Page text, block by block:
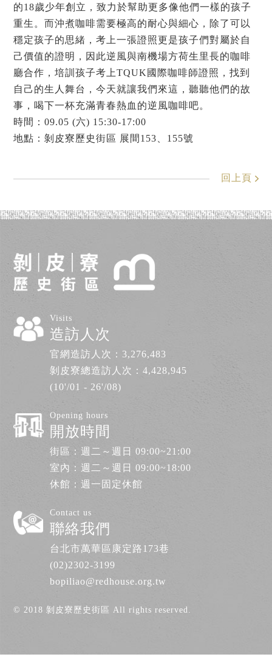
的18歲少年創立，致力於幫助更多像他們一樣的孩子
重生。而沖煮咖啡需要極高的耐心與細心，除了可以
穩定孩子的思緒，考上一張證照更是孩子們對屬於自
己價值的證明，因此逆風與南機場方荷生里長的咖啡
廳合作，培訓孩子考上TQUK國際咖啡師證照，找到
自己的生人舞台，今天就讓我們來這，聽聽他們的故
事，喝下一杯充滿青春熱血的逆風咖啡吧。
時間：09.05 (六) 15:30-17:00
地點：剝皮寮歷史街區 展間153、155號
回上頁
Visits
造訪人次
官網造訪人次： 3,276,483
剝皮寮總造訪人次：4,428,945
(10'/01 - 26'/08)
Opening hours
開放時間
街區：週二～週日 09:00~21:00
室內：週二～週日 09:00~18:00
休館：週一固定休館
Contact us
聯絡我們
台北市萬華區康定路173巷
(02)2302-3199
bopiliao@redhouse.org.tw
© 2018 剝皮寮歷史街區 All rights reserved.